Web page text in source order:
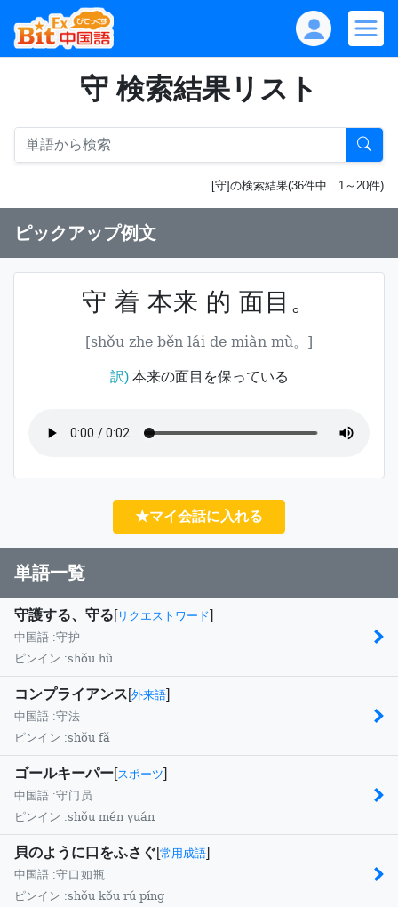
守 検索結果リスト
[守]の検索結果(36件中 1～20件)
ピックアップ例文
守 着 本来 的 面目。
[shǒu zhe běn lái de miàn mù。]
訳)本来の面目を保っている
★マイ会話に入れる
単語一覧
守護する、守る[ リクエストワード]
中国語 :守护
ピンイン :shǒu hù
コンプライアンス[外来語]
中国語 :守法
ピンイン :shǒu fǎ
ゴールキーパー[スポーツ]
中国語 :守门员
ピンイン :shǒu mén yuán
貝のように口をふさぐ[常用成語]
中国語 :守口如瓶
ピンイン :shǒu kǒu rú píng